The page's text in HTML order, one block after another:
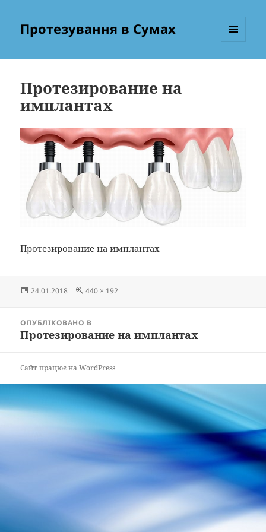
Протезування в Сумах
Протезирование на
имплантах
Протезирование на имплантах
Опубліковано
24.01.2018
Повний
440 × 192
записівОПУБЛІКОВАНО В
Протезирование на имплантах
Сайт працює на WordPress